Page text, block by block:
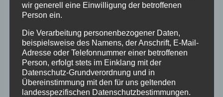
nur die (ehemaligen) Kinder selbst, sondern es
ist ein gesellschaftliches Problem, denn es
zeigt auch, wie längst überholt geglaubte
historische Kontinuitäten bis heute wirken. Wir
freuen uns sehr, dass wir Anja Röhl für diesen
Abend gewinnen konnten. Die Einladung kann
gerne weitergegeben werden. Eine Anmeldung
wir generell eine Einwilligung der betroffenen
Person ein.
Die Verarbeitung personenbezogener Daten,
beispielsweise des Namens, der Anschrift, E-Mail-
Adresse oder Telefonnummer einer betroffenen
Person, erfolgt stets im Einklang mit der
Datenschutz-Grundverordnung und in
Übereinstimmung mit den für uns geltenden
landesspezifischen Datenschutzbestimmungen.